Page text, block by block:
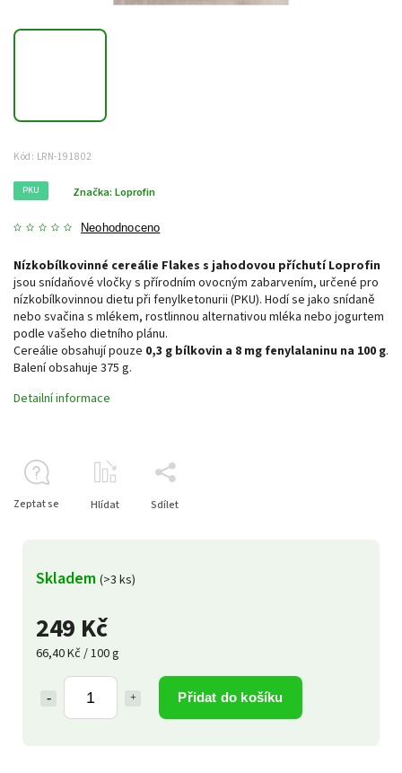
Kód: LRN-191802
PKU
Neohodnoceno
Značka: Loprofin
249 Kč
66,40 Kč / 100 g
Přidat do košíku
Skladem (>3 ks)
Nízkobílkovinné cereálie Flakes s jahodovou příchutí Loprofin
jsou snídaňové vločky s přírodním ovocným zabarvením, určené pro
nízkobílkovinnou dietu při fenylketonurii (PKU). Hodí se jako snídaně
nebo svačina s mlékem, rostlinnou alternativou mléka nebo jogurtem
podle vašeho dietního plánu.
Cereálie obsahují pouze 0,3 g bílkovin a 8 mg fenylalaninu na 100 g.
Balení obsahuje 375 g.
Detailní informace
Zeptat se Hlídat Sdílet